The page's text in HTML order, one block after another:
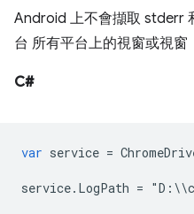
Android 上不會擷取 stderr
台 所有平台上的視窗或視窗
C#
var service =
service. LogPath = "D : \\